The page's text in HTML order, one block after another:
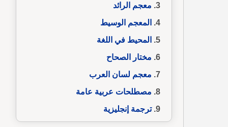
معجم الرائد
المعجم الوسيط
المحيط في اللغة
مختار الصحاح
معجم لسان العرب
مصطلحات عربية عامة
ترجمة إنجليزية